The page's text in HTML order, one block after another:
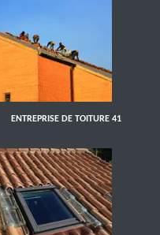
ENTREPRISE DE TOITURE 41